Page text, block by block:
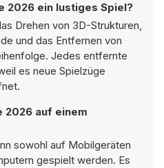
2026 ein lustiges Spiel?
Drehen von 3D-Strukturen,
und das Entfernen von
Jedes entfernte
es neue Spielzüge
2026 auf einem
sowohl auf Mobilgeräten
gespielt werden. Es